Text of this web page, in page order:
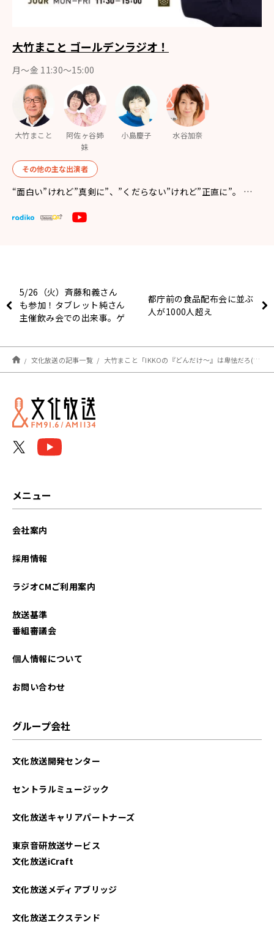
大竹まこと ゴールデンラジオ！
月〜金 11:30～15:00
大竹まこと
阿佐ヶ谷姉
妹
小島慶子 水谷加奈
その他の主な出演者
“面白い”けれど”真剣に”、”くだらない”けれど”正直に”。 …
5/26（火）斉藤和義さん
も参加！タブレット純さん
主催飲み会での出来事。ゲ
都庁前の食品配布会に並ぶ
人が1000人超え
文化放送の記事一覧 大竹まこと「IKKOの『どんだけ～』は卑怯だろ(笑)」
メニュー
会社案内
採用情報
ラジオCMご利用案内
放送基準
番組審議会
個人情報について
お問い合わせ
グループ会社
文化放送開発センター
セントラルミュージック
文化放送キャリアパートナーズ
東京音研放送サービス
文化放送iCraft
文化放送メディアブリッジ
文化放送エクステンド